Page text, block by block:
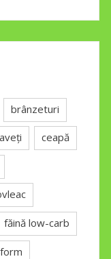
brânzeturi
ceapă
făină low-carb